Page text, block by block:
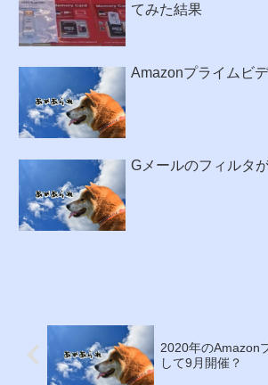
てみた結果
Amazonプライムビ
Gメールのフィルタ
2020年のAmazon
して9月開催？